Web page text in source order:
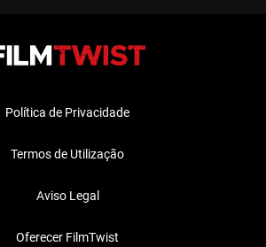
Política de Privacidade
Termos de Utilização
Aviso Legal
Oferecer FilmTwist